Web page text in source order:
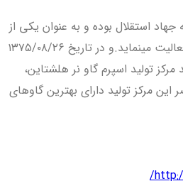
استقلال بوده و به عنوان یکی از
شرکتهای عمومی غیر دولتی فعالیت مینماید.و در تاریخ ۱۳۷۵/۰۸/۲۶
تولید اسپرم گاو نر هلشتاین،
مرکز تولید دارای بهترین گاوهای